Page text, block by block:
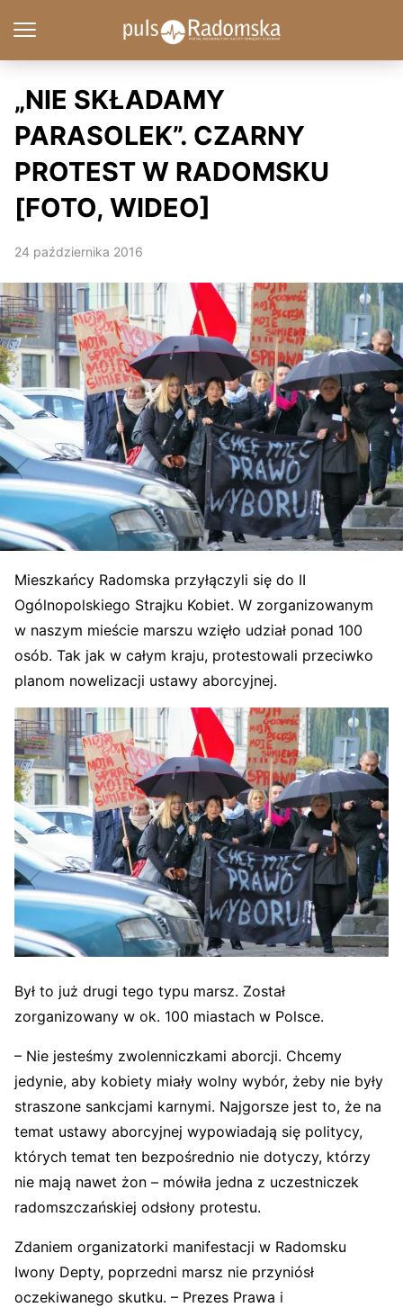
„NIE SKŁADAMY
PARASOLEK”. CZARNY
PROTEST W RADOMSKU
[FOTO, WIDEO]
24 października 2016
Mieszkańcy Radomska przyłączyli się do II
Ogólnopolskiego Strajku Kobiet. W zorganizowanym
w naszym mieście marszu wzięło udział ponad 100
osób. Tak jak w całym kraju, protestowali przeciwko
planom nowelizacji ustawy aborcyjnej.
Był to już drugi tego typu marsz. Został
zorganizowany w ok. 100 miastach w Polsce.
– Nie jesteśmy zwolenniczkami aborcji. Chcemy
jedynie, aby kobiety miały wolny wybór, żeby nie były
straszone sankcjami karnymi. Najgorsze jest to, że na
temat ustawy aborcyjnej wypowiadają się politycy,
których temat ten bezpośrednio nie dotyczy, którzy
nie mają nawet żon – mówiła jedna z uczestniczek
radomszczańskiej odsłony protestu.
Zdaniem organizatorki manifestacji w Radomsku
Iwony Depty, poprzedni marsz nie przyniósł
oczekiwanego skutku. – Prezes Prawa i